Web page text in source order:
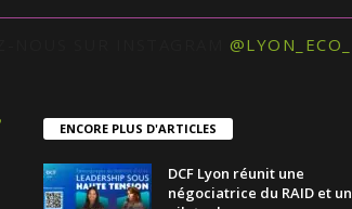
ENCORE PLUS D'ARTICLES
DCF Lyon réunit une
négociatrice du RAID et